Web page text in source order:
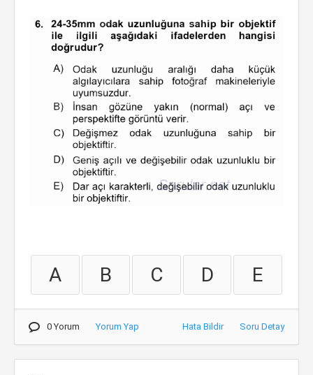
A B C D E
0 Yorum Yorum Yap Hata Bildir Soru Detay